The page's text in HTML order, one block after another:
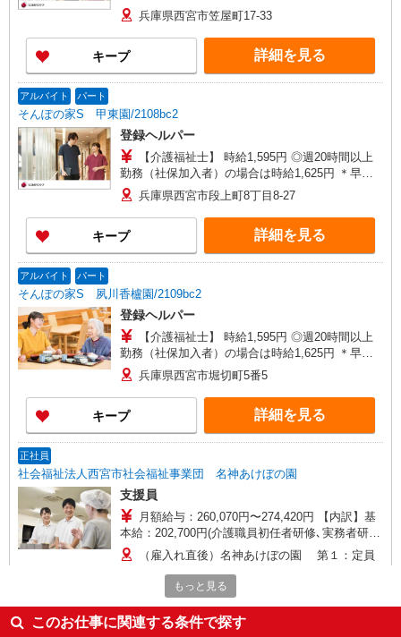
夜間（〜8:00、18:00〜）：時給1,994円〜 ＊日曜
祝日：時給1,895円〜 【実務者研修・初任者研修
（ヘルパー1級・2級）】 時給1,515円 ◎週20時間
以上勤務（社保加入者）の場合は時給1,545円 ＊
早朝夜間（〜8:00、18:00〜）：時給1,894円〜 ＊
が同時給 ◎キャンセル手当：職務時給の60％支給
兵庫県西宮市笠屋町17-33
キープ 詳細を見る
アルバイト パート
そんぽの家S 甲東園/2108bc2
登録ヘルパー
【介護福祉士】 時給1,595円 ◎週20時間以上
勤務（社保加入者）の場合は時給1,625円 ＊早朝
夜間（〜8:00、18:00〜）：時給1,994円〜 ＊日曜
祝日：時給1,895円〜 【実務者研修・初任者研修
（ヘルパー1級・2級）】 時給1,515円 ◎週20時間
以上勤務（社保加入者）の場合は時給1,545円 ＊
早朝夜間（〜8:00、18:00〜）：時給1,894円〜 ＊
が同時給 ◎キャンセル手当：職務時給の60％支給
兵庫県西宮市段上町8丁目8-27
キープ 詳細を見る
アルバイト パート
そんぽの家S 夙川香櫨園/2109bc2
登録ヘルパー
【介護福祉士】 時給1,595円 ◎週20時間以上
勤務（社保加入者）の場合は時給1,625円 ＊早朝
夜間（〜8:00、18:00〜）：時給1,994円〜 ＊日曜
祝日：時給1,895円〜 【実務者研修・初任者研修
（ヘルパー1級・2級）】 時給1,515円 ◎週20時間
以上勤務（社保加入者）の場合は時給1,545円 ＊
早朝夜間（〜8:00、18:00〜）：時給1,894円〜 ＊
が同時給 ◎キャンセル手当：職務時給の60％支給
兵庫県西宮市堀切町5番5
キープ 詳細を見る
正社員
社会福祉法人西宮市社会福祉事業団 名神あけぼの園
支援員
月額給与：260,070円〜274,420円 【内訳】基
本給：202,700円(介護職員初任者研修､実務者研
修) 211,200円(介護福祉士､社会福
祉士､障害福祉サービス管理責任者､相談支援専門
員､精神保健福祉士､保育士､幼稚園教諭､特別支援
学校教諭､小中高等学校教諭) 介護職員等処遇改
善手当：基本給の10％＋14,100円 処遇改善手当
①介護福祉士資格を有し当事業団正規職員の勤
（雇入れ直後）名神あけぼの園 第１：定員
40名（就労継続支援B型20名、生活介護20名）、
第２：定員40名（就労継続支援B型）の障がい
者施設 兵庫県西宮市津門大箇町2-13 （変更の範
囲）法人の定める事業所 ※市内の他の勤務場所へ
キープ 詳細を見る
もっと見る
このお仕事に関連する条件で探す